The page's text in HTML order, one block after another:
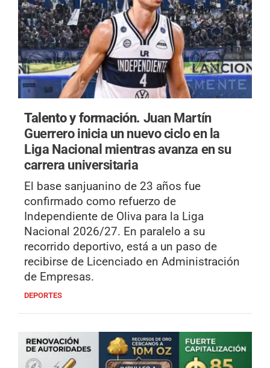
Talento y formación. Juan Martín
Guerrero inicia un nuevo ciclo en la
Liga Nacional mientras avanza en su
carrera universitaria
El base sanjuanino de 23 años fue
confirmado como refuerzo de
Independiente de Oliva para la Liga
Nacional 2026/27. En paralelo a su
recorrido deportivo, está a un paso de
recibirse de Licenciado en Administración
de Empresas.
DEPORTES